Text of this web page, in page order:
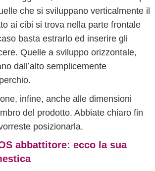
che si sviluppano verticalmente il
ai cibi si trova nella parte frontale
basta estrarlo ed inserire gli
Quelle a sviluppo orizzontale,
dall’alto semplicemente
infine, anche alle dimensioni
del prodotto. Abbiate chiaro fin
posizionarla.
abbattitore: ecco la sua